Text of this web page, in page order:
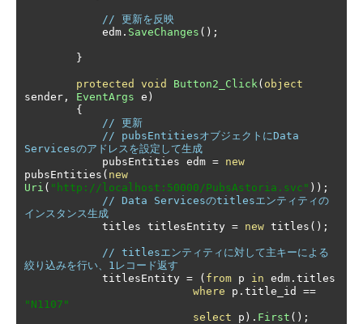
// 更新を反映
            edm
. SaveChanges ();
}
protected void Button2_Click ( object
sender , EventArgs e )
{
// 更新
// pubsEntitiesオブジェクトにData
Servicesのアドレスを設定して生成
            pubsEntities edm
= new
pubsEntities ( new
Uri ( "http://localhost:50000/PubsAstoria.svc" ));
// Data Servicesのtitlesエンティティの
インスタンス生成
            titles titlesEntity
= new titles ();
// titlesエンティティに対して主キーによる
絞り込みを行い、1レコード返す
            titlesEntity
= ( from p in edm . titles
where p . title_id ==
"N1107"
select p ). First ();